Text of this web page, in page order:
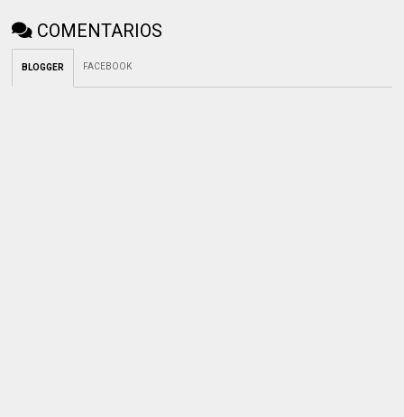
COMENTARIOS
BLOGGER FACEBOOK